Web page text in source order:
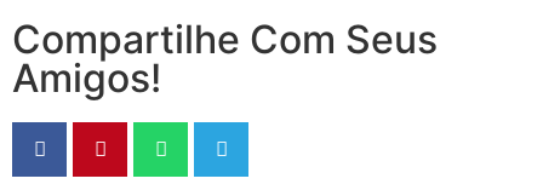
Compartilhe Com Seus
Amigos!